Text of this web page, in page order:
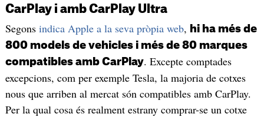
CarPlay i amb CarPlay Ultra
Segons indica Apple a la seva pròpia web,
hi ha més de
800 models de vehicles i més de 80 marques
compatibles amb CarPlay. Excepte comptades
excepcions, com per exemple Tesla, la majoria de cotxes
nous que arriben al mercat són compatibles amb CarPlay.
Per la qual cosa és realment estrany comprar-se un cotxe